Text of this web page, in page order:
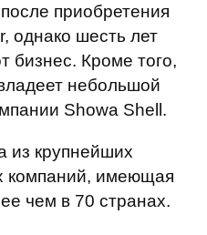
приобретения
однако шесть лет
бизнес. Кроме того,
небольшой
Showa Shell.
из крупнейших
компаний, имеющая
чем в 70 странах.